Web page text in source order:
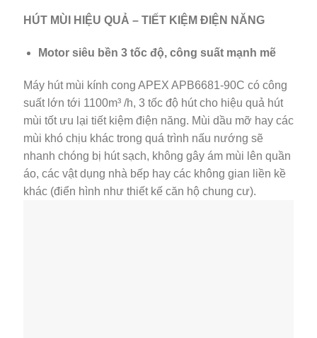
HÚT MÙI HIỆU QUẢ – TIẾT KIỆM ĐIỆN NĂNG
Motor siêu bền 3 tốc độ, công suất mạnh mẽ
Máy hút mùi kính cong APEX APB6681-90C có công
suất lớn tới 1100m³ /h, 3 tốc độ hút cho hiệu quả hút
mùi tốt ưu lại tiết kiệm điện năng. Mùi dầu mỡ hay các
mùi khó chịu khác trong quá trình nấu nướng sẽ
nhanh chóng bị hút sạch, không gây ám mùi lên quần
áo, các vật dụng nhà bếp hay các không gian liền kề
khác (điển hình như thiết kế căn hộ chung cư).